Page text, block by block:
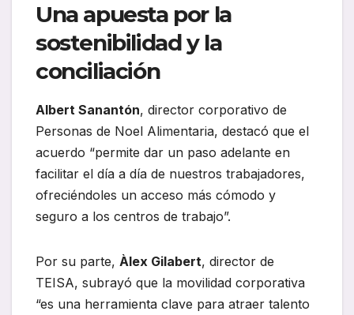
Una apuesta por la
sostenibilidad y la
conciliación
Albert Sanantón, director corporativo de
Personas de Noel Alimentaria, destacó que el
acuerdo “permite dar un paso adelante en
facilitar el día a día de nuestros trabajadores,
ofreciéndoles un acceso más cómodo y
seguro a los centros de trabajo”.
Por su parte, Àlex Gilabert, director de
TEISA, subrayó que la movilidad corporativa
“es una herramienta clave para atraer talento